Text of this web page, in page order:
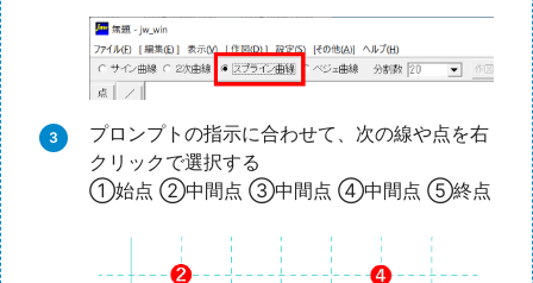
プロンプトの指示に合わせて、次の線や点を右
クリックで選択する
①始点 ②中間点 ③中間点 ④中間点 ⑤終点